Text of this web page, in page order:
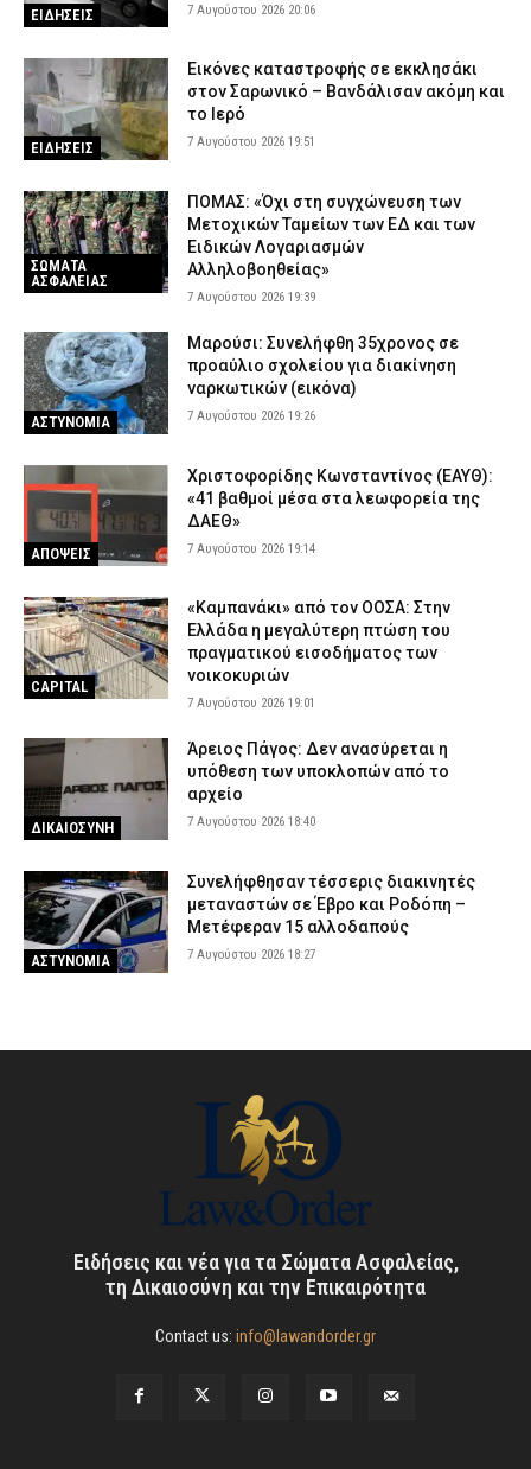
ΕΙΔΗΣΕΙΣ 7 Αυγούστου 2026 20:06
ΕΙΔΗΣΕΙΣ
Εικόνες καταστροφής σε εκκλησάκι
στον Σαρωνικό – Βανδάλισαν ακόμη και
το Ιερό
7 Αυγούστου 2026 19:51
ΣΩΜΑΤΑ
ΑΣΦΑΛΕΙΑΣ
ΠΟΜΑΣ: «Όχι στη συγχώνευση των
Μετοχικών Ταμείων των ΕΔ και των
Ειδικών Λογαριασμών
Αλληλοβοηθείας»
7 Αυγούστου 2026 19:39
ΑΣΤΥΝΟΜΙΑ
Μαρούσι: Συνελήφθη 35χρονος σε
προαύλιο σχολείου για διακίνηση
ναρκωτικών (εικόνα)
7 Αυγούστου 2026 19:26
ΑΠΟΨΕΙΣ
Χριστοφορίδης Κωνσταντίνος (ΕΑΥΘ):
«41 βαθμοί μέσα στα λεωφορεία της
ΔΑΕΘ»
7 Αυγούστου 2026 19:14
CAPITAL
«Καμπανάκι» από τον ΟΟΣΑ: Στην
Ελλάδα η μεγαλύτερη πτώση του
πραγματικού εισοδήματος των
νοικοκυριών
7 Αυγούστου 2026 19:01
ΔΙΚΑΙΟΣΥΝΗ
Άρειος Πάγος: Δεν ανασύρεται η
υπόθεση των υποκλοπών από το
αρχείο
7 Αυγούστου 2026 18:40
ΑΣΤΥΝΟΜΙΑ
Συνελήφθησαν τέσσερις διακινητές
μεταναστών σε Έβρο και Ροδόπη –
Μετέφεραν 15 αλλοδαπούς
7 Αυγούστου 2026 18:27
Ειδήσεις και νέα για τα Σώματα Ασφαλείας,
τη Δικαιοσύνη και την Επικαιρότητα
Contact us: info@lawandorder.gr